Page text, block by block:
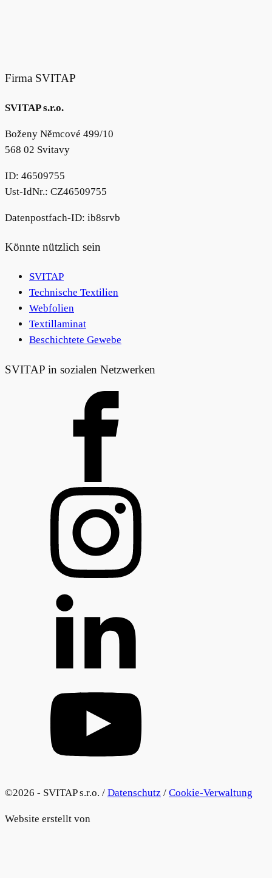
Firma SVITAP
SVITAP s.r.o.
Boženy Němcové 499/10
568 02 Svitavy
ID: 46509755
Ust-IdNr.: CZ46509755
Datenpostfach-ID: ib8srvb
Könnte nützlich sein
SVITAP
Technische Textilien
Webfolien
Textillaminat
Beschichtete Gewebe
SVITAP in sozialen Netzwerken
©2026 - SVITAP s.r.o. / Datenschutz / Cookie-Verwaltung
Website erstellt von